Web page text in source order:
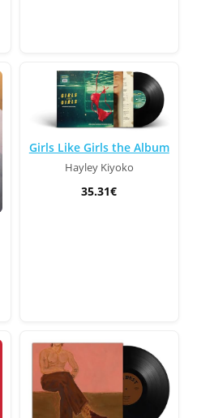
Girls Like Girls the Album
Hayley Kiyoko
35.31€